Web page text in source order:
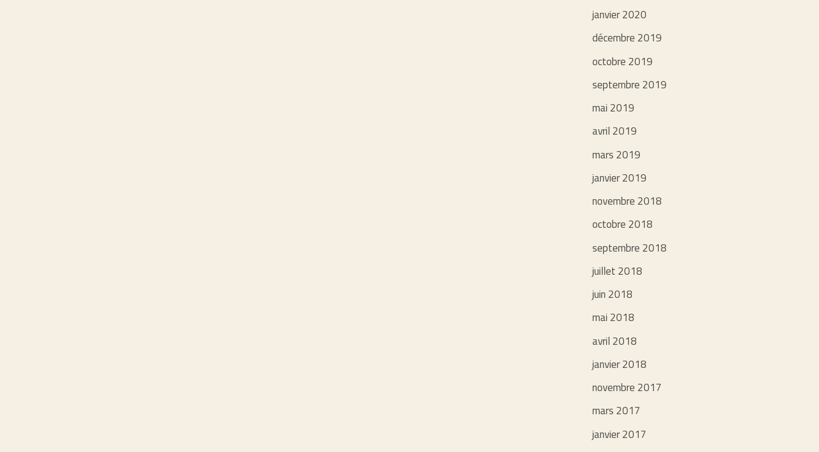
janvier 2020
décembre 2019
octobre 2019
septembre 2019
mai 2019
avril 2019
mars 2019
janvier 2019
novembre 2018
octobre 2018
septembre 2018
juillet 2018
juin 2018
mai 2018
avril 2018
janvier 2018
novembre 2017
mars 2017
janvier 2017